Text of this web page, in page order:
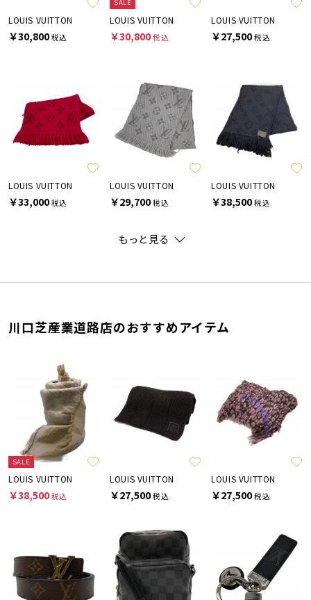
LOUIS VUITTON
￥30,800税込
SALE
LOUIS VUITTON
￥30,800税込
LOUIS VUITTON
￥27,500税込
LOUIS VUITTON
￥33,000税込
LOUIS VUITTON
￥29,700税込
LOUIS VUITTON
￥38,500税込
もっと見る
川口芝産業道路店のおすすめアイテム
SALE
LOUIS VUITTON
￥38,500税込
LOUIS VUITTON
￥27,500税込
LOUIS VUITTON
￥27,500税込